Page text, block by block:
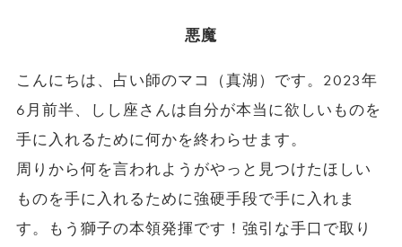
悪魔
こんにちは、占い師のマコ（真湖）です。2023年
6月前半、しし座さんは自分が本当に欲しいものを
手に入れるために何かを終わらせます。
周りから何を言われようがやっと見つけたほしい
ものを手に入れるために強硬手段で手に入れま
す。もう獅子の本領発揮です！強引な手口で取り